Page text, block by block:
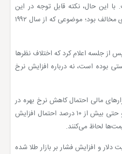
با این حال، نکته قابل توجه در این
نشست افزایش تعداد رأی‌های مخالف بود؛ موضوعی که از سال ۱۹۹۲
جلسه اعلام کرد که اختلاف نظرها
بوده است، نه درباره افزایش نرخ
مالی احتمال کاهش نرخ بهره در
سال ۲۰۲۶ را کاهش داده‌اند و حتی بیش از ۱۰ درصد احتمال افزایش
لحاظ می‌کنند.
دلار و افزایش فشار بر بازار طلا شده